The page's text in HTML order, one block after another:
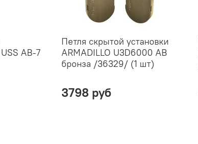
AB-7
Петля скрытой установки
ARMADILLO U3D6000 AB
бронза /36329/ (1 шт)
3798 руб